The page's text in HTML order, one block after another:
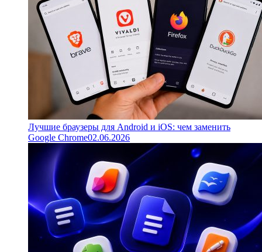
Лучшие браузеры для Android и iOS: чем заменить
Google Chrome02.06.2026